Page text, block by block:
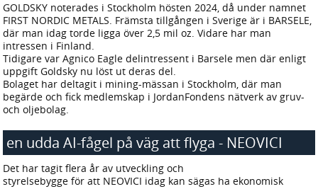
GOLDSKY noterades i Stockholm hösten 2024, då under namnet
FIRST NORDIC METALS. Främsta tillgången i Sverige är i BARSELE,
där man idag torde ligga över 2,5 mil oz. Vidare har man
intressen i Finland.
Tidigare var Agnico Eagle delintressent i Barsele men där enligt
uppgift Goldsky nu löst ut deras del.
Bolaget har deltagit i mining-mässan i Stockholm, där man
begärde och fick medlemskap i JordanFondens nätverk av gruv-
och oljebolag.
en udda AI-fågel på väg att flyga - NEOVICI
Det har tagit flera år av utveckling och
styrelsebygge för att NEOVICI idag kan sägas ha ekonomisk